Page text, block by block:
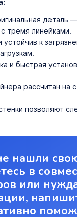
деталь
тремя линейками.
к
и быстрая
рассчитан на
позволяют
нашли
в
или